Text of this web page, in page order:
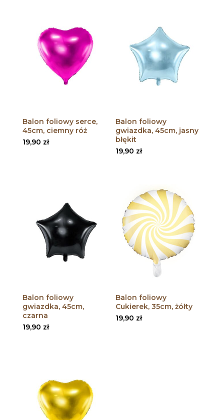
Balon foliowy serce,
45cm, ciemny róż
19,90 zł
Balon foliowy
gwiazdka, 45cm, jasny
błękit
19,90 zł
Balon foliowy
gwiazdka, 45cm,
czarna
19,90 zł
Balon foliowy
Cukierek, 35cm, żółty
19,90 zł